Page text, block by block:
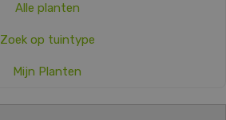
Alle planten
Zoek op tuintype
Mijn Planten